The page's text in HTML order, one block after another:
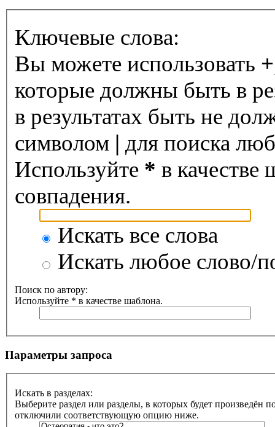
Ключевые слова:
Вы можете использовать +
которые должны быть в
в результатах быть не
символом | для поиска
Используйте * в качестве
совпадения.
Искать все слова
Искать любое слово/
Поиск по автору:
Используйте * в качестве шаблона.
Параметры запроса
Искать в разделах:
Выберите раздел или разделы, в которых будет произведён
отключили соответствующую опцию ниже.